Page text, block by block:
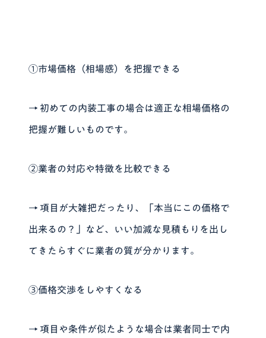
①市場価格（相場感）を把握できる
→ 初めての内装工事の場合は適正な相場価格の
把握が難しいものです。
②業者の対応や特徴を比較できる
→ 項目が大雑把だったり、「本当にこの価格で
出来るの？」など、いい加減な見積もりを出し
てきたらすぐに業者の質が分かります。
③価格交渉をしやすくなる
→ 項目や条件が似たような場合は業者同士で内